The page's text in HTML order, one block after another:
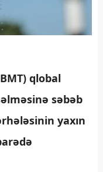
qlobal
səbəb
yaxın